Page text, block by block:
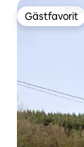
Gästfavorit
Gästfavorit